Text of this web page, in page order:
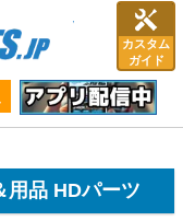
カスタム
ガイド
用品 HDパーツ